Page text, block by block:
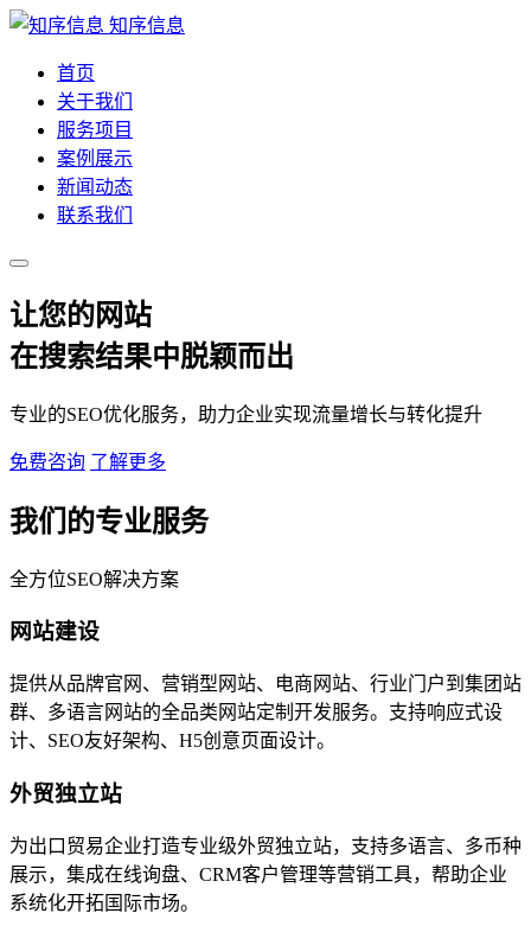
知序信息
首页
关于我们
服务项目
案例展示
新闻动态
联系我们
让您的网站
在搜索结果中脱颖而出
专业的SEO优化服务，助力企业实现流量增长与转化提升
免费咨询 了解更多
我们的专业服务
全方位SEO解决方案
网站建设
提供从品牌官网、营销型网站、电商网站、行业门户到集团站
群、多语言网站的全品类网站定制开发服务。支持响应式设
计、SEO友好架构、H5创意页面设计。
外贸独立站
为出口贸易企业打造专业级外贸独立站，支持多语言、多币种
展示，集成在线询盘、CRM客户管理等营销工具，帮助企业
系统化开拓国际市场。